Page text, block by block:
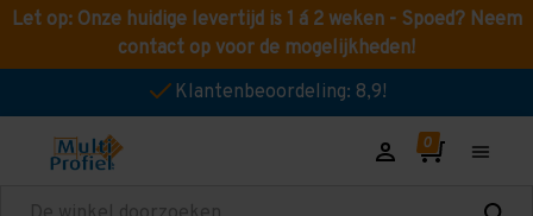
Let op: Onze huidige levertijd is 1 á 2 weken - Spoed? Neem
contact op voor de mogelijkheden!
Klantenbeoordeling: 8,9!
Zoeken